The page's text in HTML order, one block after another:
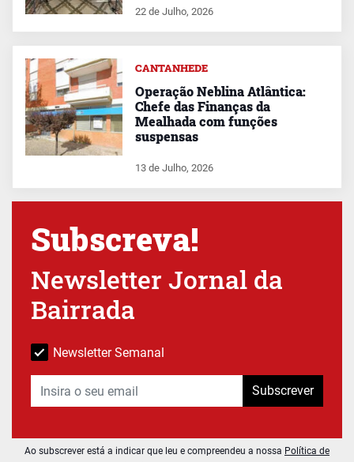
22 de Julho, 2026
CANTANHEDE
Operação Neblina Atlântica:
Chefe das Finanças da
Mealhada com funções
suspensas
13 de Julho, 2026
Subscreva!
Newsletter Jornal da
Bairrada
Newsletter Semanal
Subscrever
Ao subscrever está a indicar que leu e compreendeu a nossa Política de